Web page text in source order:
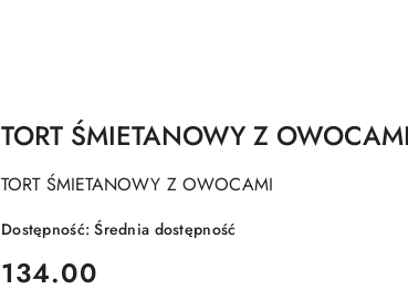
TORT ŚMIETANOWY Z
TORT ŚMIETANOWY Z OWOCAMI
Dostępność:Średnia dostępność
cena:
134.00